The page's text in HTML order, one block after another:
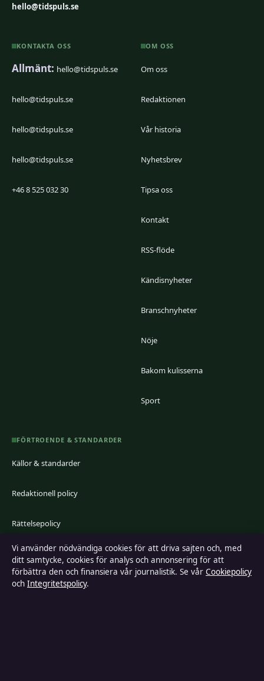
hello@tidspuls.se
KONTAKTA OSS
Allmänt: hello@tidspuls.se
hello@tidspuls.se
hello@tidspuls.se
hello@tidspuls.se
+46 8 525 032 30
OM OSS
Om oss
Redaktionen
Vår historia
Nyhetsbrev
Tipsa oss
Kontakt
RSS-flöde
Kändisnyheter
Branschnyheter
Nöje
Bakom kulisserna
Sport
FÖRTROENDE & STANDARDER
Källor & standarder
Redaktionell policy
Rättelsepolicy
Faktagranskningspolicy
Ägande & finansiering
Vi använder nödvändiga cookies för att driva sajten och, med
ditt samtycke, cookies för analys och annonsering för att
förbättra den och finansiera vår journalistik. Se vår Cookiepolicy
och Integritetspolicy.